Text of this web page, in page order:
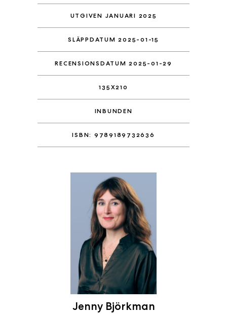
UTGIVEN JANUARI 2025
SLÄPPDATUM 2025-01-15
RECENSIONSDATUM 2025-01-29
135X210
INBUNDEN
ISBN: 9789189732636
Jenny Björkman